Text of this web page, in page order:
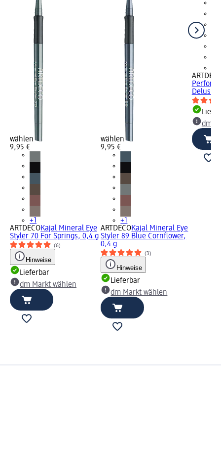
wählen
9,95 €
+1
ARTDECOKajal Mineral Eye
Styler 70 For Springs, 0,4 g
(6)
Hinweise
Lieferbar
dm Markt wählen
wählen
9,95 €
+1
ARTDECOKajal Mineral Eye
Styler 89 Blue Cornflower,
0,4 g
(3)
Hinweise
Lieferbar
dm Markt wählen
dm